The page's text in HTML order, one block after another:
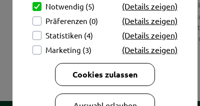
Notwendig (5) (Details zeigen)
Präferenzen (0) (Details zeigen)
Statistiken (4) (Details zeigen)
Marketing (3) (Details zeigen)
Cookies zulassen
Wir freuen uns, Sie im AutoShop Wimmer
Jaguar und Citroen. Hier in Passau
Couch aus unsere Räder und Merchandise
tolle Fotos